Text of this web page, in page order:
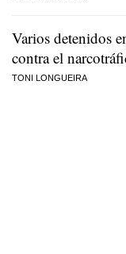
Varios detenidos
contra el
TONI LONGUEIRA